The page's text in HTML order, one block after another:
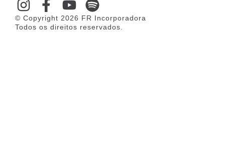
© Copyright 2026 FR Incorporadora
Todos os direitos reservados.